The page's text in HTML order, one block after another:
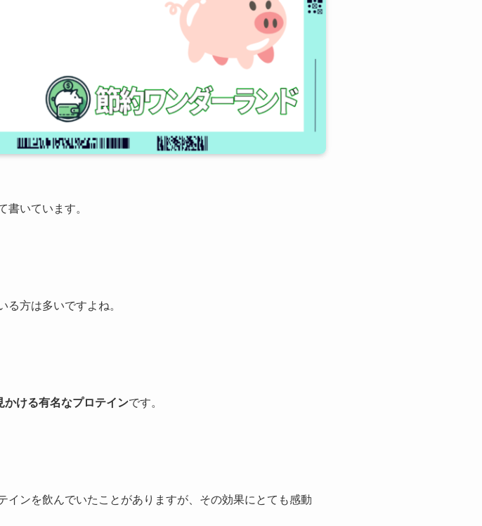
書いています。
方は多いですよね。
かける有名なプロテインです。
ンを飲んでいたことがありますが、その効果にとても感動